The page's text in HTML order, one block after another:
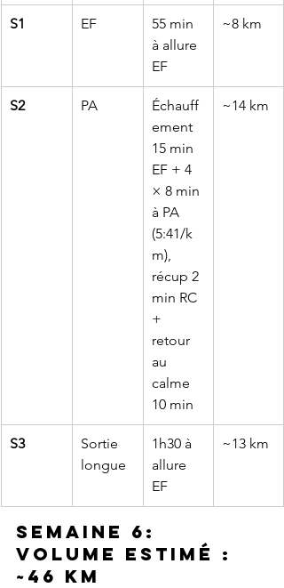
S1 EF
55 min
à allure
EF
~8 km
S2 PA
Échauff
ement
15 min
EF + 4
× 8 min
à PA
(5:41/k
m),
récup 2
min RC
+
retour
au
calme
10 min
~14 km
S3
Sortie
longue
1h30 à
allure
EF
~13 km
Semaine 6:
Volume estimé :
~46 km